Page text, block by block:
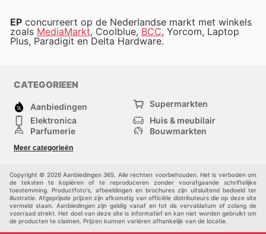
EP concurreert op de Nederlandse markt met winkels
zoals MediaMarkt, Coolblue, BCC, Yorcom, Laptop
Plus, Paradigit en Delta Hardware.
CATEGORIEEN
Aanbiedingen
Supermarkten
Elektronica
Huis & meubilair
Parfumerie
Bouwmarkten
Kinderen
Meer categorieën
Copyright © 2026 Aanbiedingen 365. Alle rechten voorbehouden. Het is verboden om
de teksten te kopiëren of te reproduceren zonder voorafgaande schriftelijke
toestemming. Productfoto's, afbeeldingen en brochures zijn uitsluitend bedoeld ter
illustratie. Afgeprijsde prijzen zijn afkomstig van officiële distributeurs die op deze site
vermeld staan. Aanbiedingen zijn geldig vanaf en tot de vervaldatum of zolang de
voorraad strekt. Het doel van deze site is informatief en kan niet worden gebruikt om
de producten te claimen. Prijzen kunnen variëren afhankelijk van de locatie.